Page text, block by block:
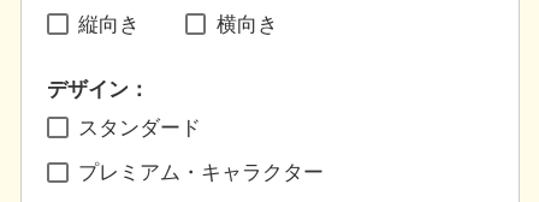
縦向き
横向き
デザイン：
スタンダード
プレミアム・キャラクター